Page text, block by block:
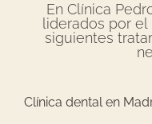
En Clínica
liderados por
siguientes
Clínica dental en